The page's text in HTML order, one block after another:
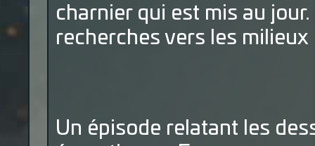
charnier qui est mis au
recherches vers les
Un épisode relatant les